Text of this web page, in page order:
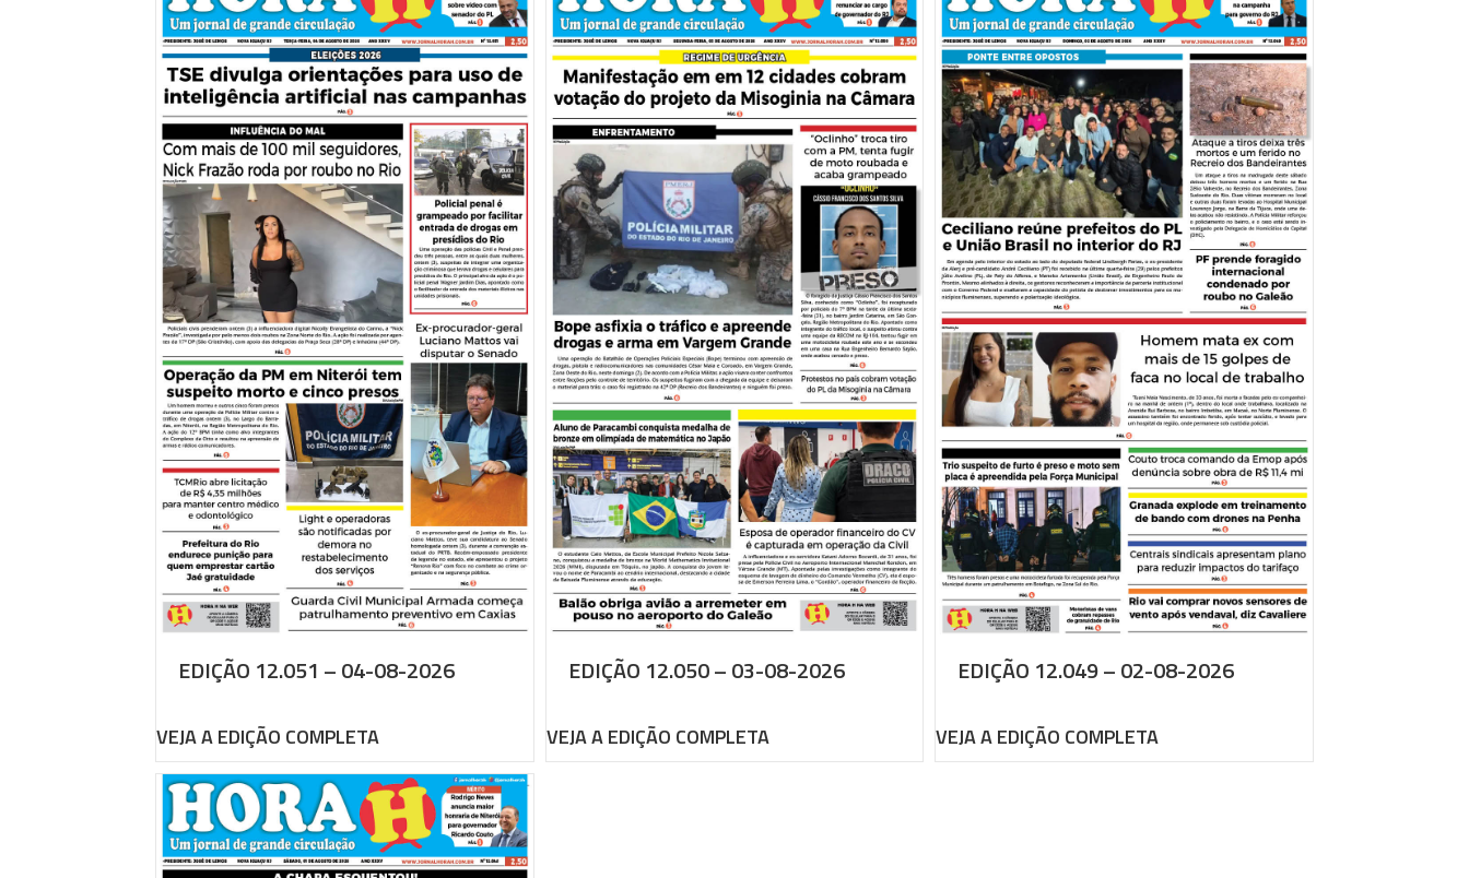
EDIÇÃO 12.051 – 04-08-2026
VEJA A EDIÇÃO COMPLETA
EDIÇÃO 12.050 – 03-08-2026
VEJA A EDIÇÃO COMPLETA
EDIÇÃO 12.049 – 02-08-2026
VEJA A EDIÇÃO COMPLETA